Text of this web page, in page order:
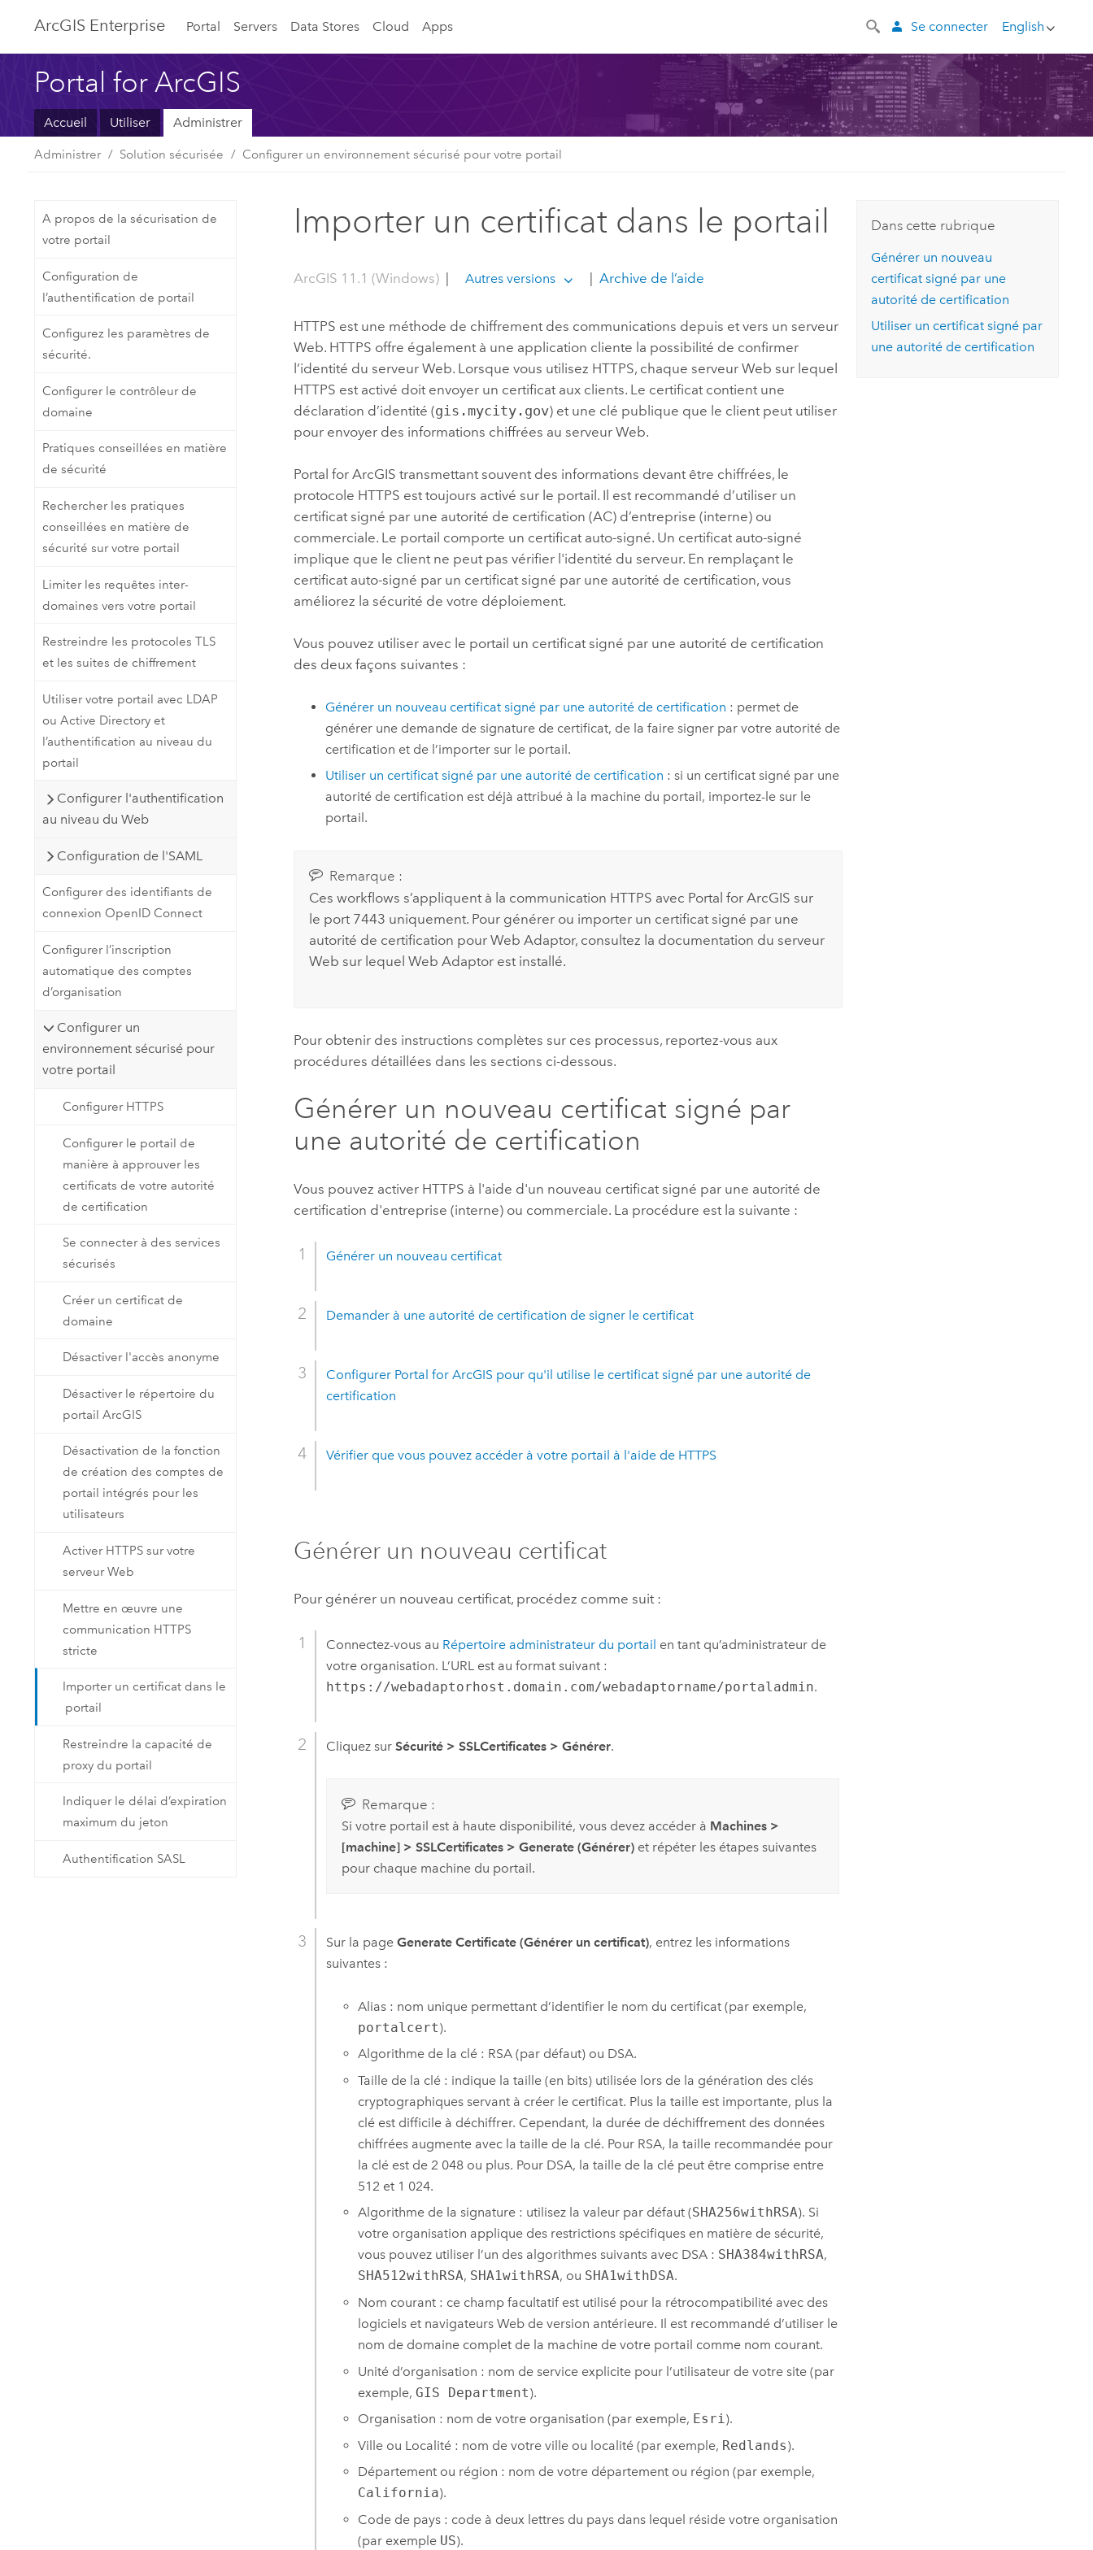
ArcGIS Enterprise Portal Servers Data Stores Cloud Apps English
Se connecter
Portal for ArcGIS
Accueil Utiliser Administrer
Administrer Solution sécurisée Configurer un environnement sécurisé pour votre portail
A propos de la sécurisation de
votre portail
Configuration de
l’authentification de portail
Configurez les paramètres de
sécurité.
Configurer le contrôleur de
domaine
Pratiques conseillées en matière
de sécurité
Rechercher les pratiques
conseillées en matière de
sécurité sur votre portail
Limiter les requêtes inter-
domaines vers votre portail
Restreindre les protocoles TLS
et les suites de chiffrement
Utiliser votre portail avec LDAP
ou Active Directory et
l’authentification au niveau du
portail
Configurer l'authentification
au niveau du Web
Configuration de l'SAML
Configurer des identifiants de
connexion OpenID Connect
Configurer l’inscription
automatique des comptes
d’organisation
Configurer un
environnement sécurisé pour
votre portail
Configurer HTTPS
Configurer le portail de
manière à approuver les
certificats de votre autorité
de certification
Se connecter à des services
sécurisés
Créer un certificat de
domaine
Désactiver l'accès anonyme
Désactiver le répertoire du
portail ArcGIS
Désactivation de la fonction
de création des comptes de
portail intégrés pour les
utilisateurs
Activer HTTPS sur votre
serveur Web
Mettre en œuvre une
communication HTTPS
stricte
Importer un certificat dans le
portail
Restreindre la capacité de
proxy du portail
Indiquer le délai d’expiration
maximum du jeton
Authentification SASL
Importer un certificat dans le portail
ArcGIS 11.1 (Windows) | Autres versions | Archive de l’aide
HTTPS est une méthode de chiffrement des communications depuis et vers un serveur
Web. HTTPS offre également à une application cliente la possibilité de confirmer
l’identité du serveur Web. Lorsque vous utilisez HTTPS, chaque serveur Web sur lequel
HTTPS est activé doit envoyer un certificat aux clients. Le certificat contient une
déclaration d’identité (gis.mycity.gov) et une clé publique que le client peut utiliser
pour envoyer des informations chiffrées au serveur Web.
Portal for ArcGIS transmettant souvent des informations devant être chiffrées, le
protocole HTTPS est toujours activé sur le portail. Il est recommandé d’utiliser un
certificat signé par une autorité de certification (AC) d’entreprise (interne) ou
commerciale. Le portail comporte un certificat auto-signé. Un certificat auto-signé
implique que le client ne peut pas vérifier l'identité du serveur. En remplaçant le
certificat auto-signé par un certificat signé par une autorité de certification, vous
améliorez la sécurité de votre déploiement.
Vous pouvez utiliser avec le portail un certificat signé par une autorité de certification
des deux façons suivantes :
Générer un nouveau certificat signé par une autorité de certification : permet de
générer une demande de signature de certificat, de la faire signer par votre autorité de
certification et de l’importer sur le portail.
Utiliser un certificat signé par une autorité de certification : si un certificat signé par une
autorité de certification est déjà attribué à la machine du portail, importez-le sur le
portail.
Remarque :
Ces workflows s’appliquent à la communication HTTPS avec Portal for ArcGIS sur
le port 7443 uniquement. Pour générer ou importer un certificat signé par une
autorité de certification pour Web Adaptor, consultez la documentation du serveur
Web sur lequel Web Adaptor est installé.
Pour obtenir des instructions complètes sur ces processus, reportez-vous aux
procédures détaillées dans les sections ci-dessous.
Générer un nouveau certificat signé par
une autorité de certification
Vous pouvez activer HTTPS à l'aide d'un nouveau certificat signé par une autorité de
certification d'entreprise (interne) ou commerciale. La procédure est la suivante :
Générer un nouveau certificat
Demander à une autorité de certification de signer le certificat
Configurer Portal for ArcGIS pour qu'il utilise le certificat signé par une autorité de
certification
Vérifier que vous pouvez accéder à votre portail à l'aide de HTTPS
Générer un nouveau certificat
Pour générer un nouveau certificat, procédez comme suit :
Connectez-vous au Répertoire administrateur du portail en tant qu’administrateur de
votre organisation. L’URL est au format suivant :
https://webadaptorhost.domain.com/webadaptorname/portaladmin.
Cliquez surSécurité > SSLCertificates > Générer.
Remarque :
Si votre portail est à haute disponibilité, vous devez accéder à Machines >
[machine] > SSLCertificates > Generate (Générer)et répéter les étapes suivantes
pour chaque machine du portail.
Sur la pageGenerate Certificate (Générer un certificat), entrez les informations
suivantes :
Alias : nom unique permettant d’identifier le nom du certificat (par exemple,
portalcert).
Algorithme de la clé : RSA (par défaut) ou DSA.
Taille de la clé : indique la taille (en bits) utilisée lors de la génération des clés
cryptographiques servant à créer le certificat. Plus la taille est importante, plus la
clé est difficile à déchiffrer. Cependant, la durée de déchiffrement des données
chiffrées augmente avec la taille de la clé. Pour RSA, la taille recommandée pour
la clé est de 2 048 ou plus. Pour DSA, la taille de la clé peut être comprise entre
512 et 1 024.
Algorithme de la signature : utilisez la valeur par défaut (SHA256withRSA). Si
votre organisation applique des restrictions spécifiques en matière de sécurité,
vous pouvez utiliser l’un des algorithmes suivants avec DSA : SHA384withRSA,
SHA512withRSA, SHA1withRSA, ou SHA1withDSA.
Nom courant : ce champ facultatif est utilisé pour la rétrocompatibilité avec des
logiciels et navigateurs Web de version antérieure. Il est recommandé d’utiliser le
nom de domaine complet de la machine de votre portail comme nom courant.
Unité d’organisation : nom de service explicite pour l’utilisateur de votre site (par
exemple, GIS Department).
Organisation : nom de votre organisation (par exemple, Esri).
Ville ou Localité : nom de votre ville ou localité (par exemple, Redlands).
Département ou région : nom de votre département ou région (par exemple,
California).
Code de pays : code à deux lettres du pays dans lequel réside votre organisation
(par exemple US).
Dans cette rubrique
Générer un nouveau
certificat signé par une
autorité de certification
Utiliser un certificat signé par
une autorité de certification